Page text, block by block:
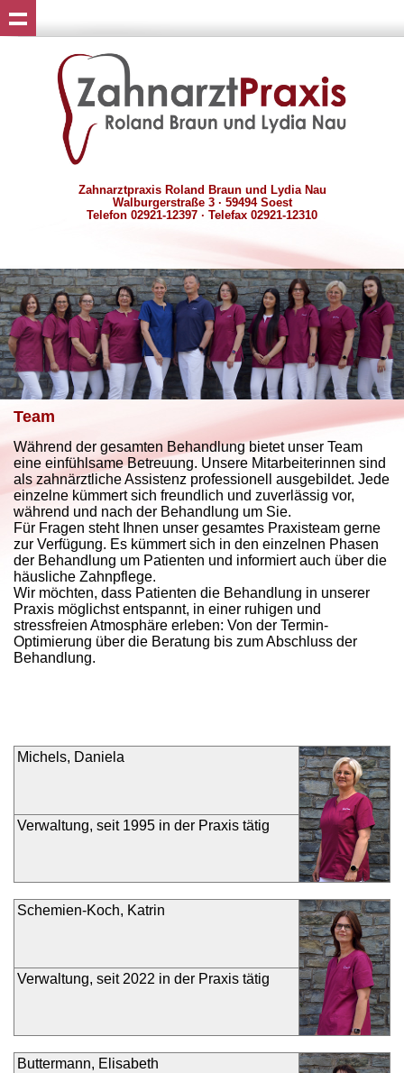
Zahnarztpraxis Roland Braun und Lydia Nau
Walburgerstraße 3 · 59494 Soest
Telefon 02921-12397 · Telefax 02921-12310
Team
Während der gesamten Behandlung bietet unser Team
eine einfühlsame Betreuung. Unsere Mitarbeiterinnen sind
als zahnärztliche Assistenz professionell ausgebildet. Jede
einzelne kümmert sich freundlich und zuverlässig vor,
während und nach der Behandlung um Sie.
Für Fragen steht Ihnen unser gesamtes Praxisteam gerne
zur Verfügung. Es kümmert sich in den einzelnen Phasen
der Behandlung um Patienten und informiert auch über die
häusliche Zahnpflege.
Wir möchten, dass Patienten die Behandlung in unserer
Praxis möglichst entspannt, in einer ruhigen und
stressfreien Atmosphäre erleben: Von der Termin-
Optimierung über die Beratung bis zum Abschluss der
Behandlung.
Michels, Daniela
Verwaltung, seit 1995 in der Praxis tätig
Schemien-Koch, Katrin
Verwaltung, seit 2022 in der Praxis tätig
Buttermann, Elisabeth